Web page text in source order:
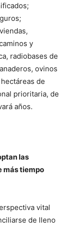
y
radiobases de
ovinos
de
prioritaria, de
años.
las
más tiempo
vital
de lleno